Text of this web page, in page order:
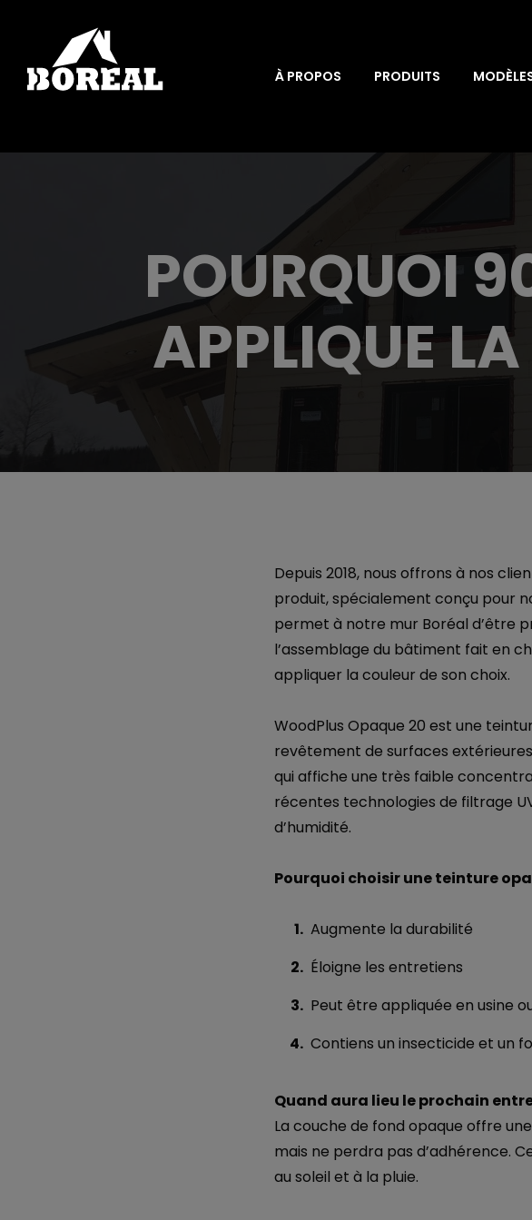
À PROPOS PRODUITS
POURQUOI
APPLIQUE
Depuis 2018, nous offrons à nos
produit, spécialement conçu pour
permet à notre mur Boréal d’être
l’assemblage du bâtiment fait en
appliquer la couleur de son choix.
WoodPlus Opaque 20 est une
revêtement de surfaces
qui affiche une très faible
récentes technologies de filtrage
d’humidité.
Pourquoi choisir une teinture
Augmente la durabilité
Éloigne les entretiens
Peut être appliquée en usine
Contiens un insecticide et un
Quand aura lieu le prochain
La couche de fond opaque offre
mais ne perdra pas d’adhérence.
au soleil et à la pluie.